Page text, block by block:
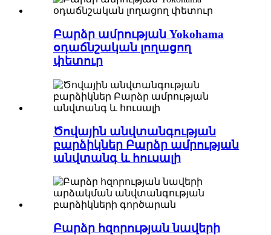
Բարձր ամրության Yokohama
օդաճնշական լողացող
փետուր
Ծովային անվտանգության
բարձիկներ Բարձր ամրության
անվտանգ և հուսալի
Բարձր հզորության նավերի